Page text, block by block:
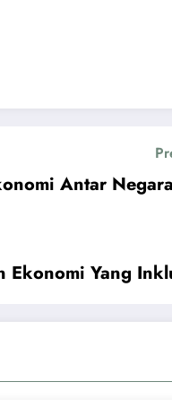
Antar
Ekonomi Yang